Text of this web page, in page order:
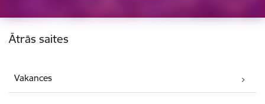
Kājene
Ātrās saites
Vakances